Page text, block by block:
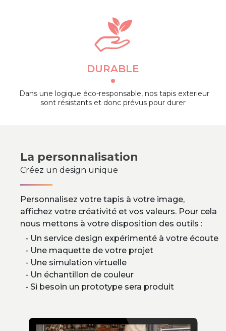
DURABLE
Dans une logique éco-responsable, nos tapis exterieur
sont résistants et donc prévus pour durer
La personnalisation
Créez un design unique
Personnalisez votre tapis à votre image,
affichez votre créativité et vos valeurs. Pour cela
nous mettons à votre disposition des outils :
Un service design expérimenté à votre écoute
Une maquette de votre projet
Une simulation virtuelle
Un échantillon de couleur
Si besoin un prototype sera produit